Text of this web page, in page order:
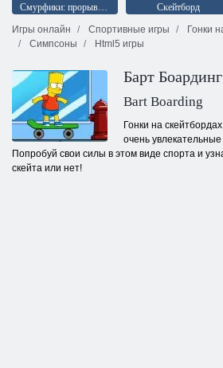
Смурфики: прорыв на скейте Скейтборд
Игры онлайн
Спортивные игры
Гонки
Симпсоны
Html5 игры
Барт Боардинг
Bart Boarding
Гонки на
очень
Попробуй свои силы в этом виде спорта и
скейта или нет!